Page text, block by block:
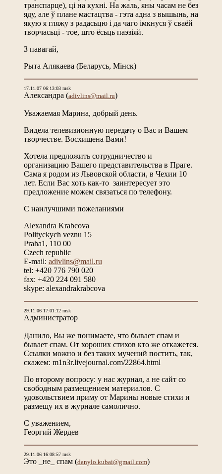
транспарце), ці на кухні. На жаль, яны часам не без
яду, але ў плане мастацтва - гэта адна з вышынь, на
якую я гляжу з радасьцю і да чаго імкнуся ў сваёй
творчасьці - тое, што ёсьць паэзіяй.
З павагай,
Рыта Алякаева (Беларусь, Мінск)
17.11.07 06:13:03 msk
Александра (adivlins@mail.ru)
Уважаемая Марина, добрый день.
Видела телевизионную передачу о Вас и Вашем
творчестве. Восхищена Вами!
Хотела предложить сотрудничество и
организацию Вашего представительства в Праге.
Сама я родом из Львовской области, в Чехии 10
лет. Если Вас хоть как-то заинтересует это
предложение можем связаться по телефону.
С наилучшими пожеланиями
Alexandra Krabcova
Polityckych veznu 15
Praha1, 110 00
Czech republic
E-mail: adivlins@mail.ru
tel: +420 776 790 020
fax: +420 224 091 580
skype: alexandrakrabcova
29.11.06 17:01:12 msk
Администратор
Данило, Вы же понимаете, что бывает спам и
бывает спам. От хороших стихов кто же откажется.
Ссылки можно и без таких мучений постить, так,
скажем: m1n3r.livejournal.com/22864.html
По второму вопросу: у нас журнал, а не сайт со
свободным размещением материалов. С
удовольствием приму от Марины новые стихи и
размещу их в журнале самолично.
С уважением,
Георгий Жердев
29.11.06 16:08:57 msk
Это _не_ спам (danylo.kubai@gmail.com)